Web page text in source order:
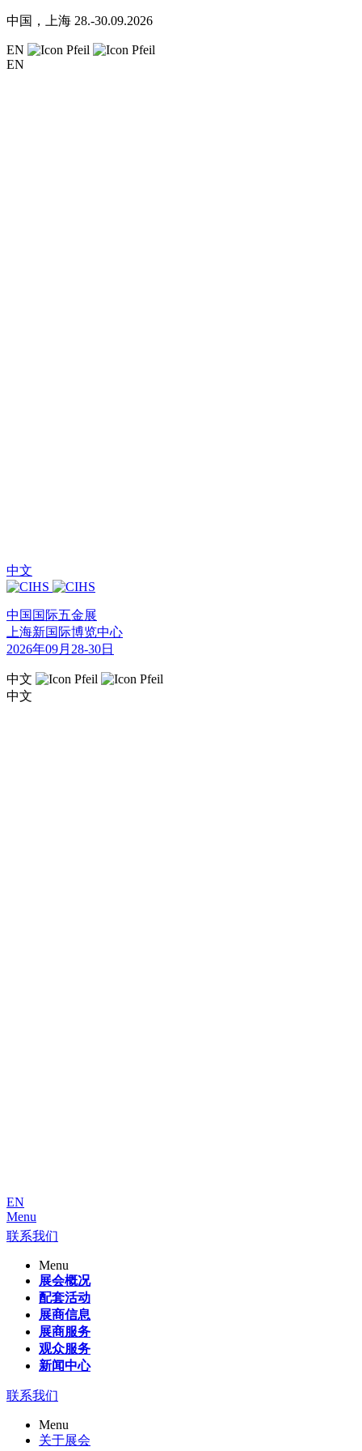
中国，上海 28.-30.09.2026
EN
EN
中文
中国国际五金展
上海新国际博览中心
2026年09月28-30日
中文
中文
EN
Menu
联系我们
Menu
展会概况
配套活动
展商信息
展商服务
观众服务
新闻中心
联系我们
Menu
关于展会